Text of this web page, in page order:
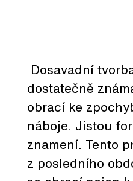
Dosavadní
dostatečně
obrací ke
náboje. Jistou
znamení. Tento
z posledního